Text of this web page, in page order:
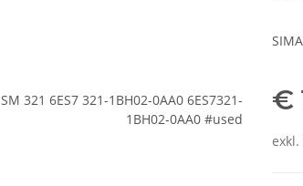
€
exkl.